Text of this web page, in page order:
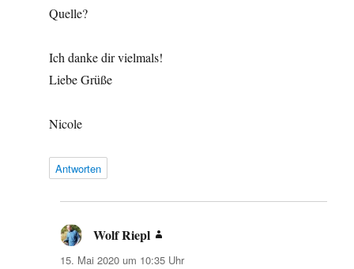
Quelle?
Ich danke dir vielmals!
Liebe Grüße
Nicole
Antworten
Wolf Riepl
15. Mai 2020 um 10:35 Uhr